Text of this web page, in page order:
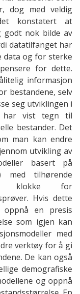
dog med veldig
konstatert at
godt nok bilde av
datatilfanget har
data og for sterke
for dette.
informasjon
bestandene, selv
seg utviklingen i
har vist tegn til
bestander. Det
man kan endre
utvikling av
basert på
med tilhørende
klokke for
Hvis dette
en presis
som igjen kan
med
verktøy for å gi
De kan også
demografiske
og oppnå